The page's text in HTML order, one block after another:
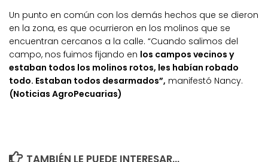
Un punto en común con los demás hechos que se dieron
en la zona, es que ocurrieron en los molinos que se
encuentran cercanos a la calle. “Cuando salimos del
campo, nos fuimos fijando en los campos vecinos y
estaban todos los molinos rotos, les habían robado
todo. Estaban todos desarmados”, manifestó Nancy.
(Noticias AgroPecuarias)
TAMBIÉN LE PUEDE INTERESAR...